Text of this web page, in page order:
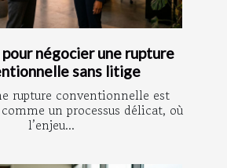
négocier une rupture
sans litige
rupture conventionnelle est
un processus délicat, où
l’enjeu...